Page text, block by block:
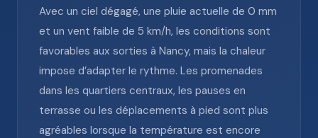
Avec un ciel dégagé, une pluie actuelle de 0 mm
et un vent faible de 5 km/h, les conditions sont
favorables aux sorties à Nancy, mais la chaleur
impose d’adapter le rythme. Les promenades
dans les quartiers centraux, les pauses en
terrasse ou les déplacements à pied sont plus
agréables lorsque la température est encore